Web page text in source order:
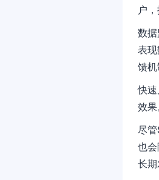
户
数
表
馈
快
效
尽
也
长